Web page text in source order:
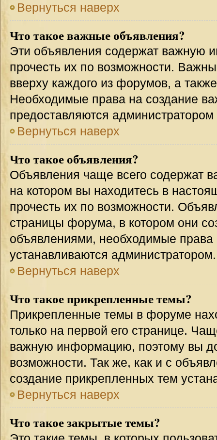
Вернуться наверх
Что такое важные объявления?
Эти объявления содержат
прочесть их по возможности.
вверху каждого из форумов, а
Необходимые права на создание
предоставляются
Вернуться наверх
Что такое объявления?
Объявления чаще всего
на котором вы находитесь в
прочесть их по возможности.
страницы форума, в котором они
объявлениями, необходимые права
устанавливаются администратором.
Вернуться наверх
Что такое прикрепленные темы?
Прикрепленные темы в форуме
только на первой его странице.
важную информацию, поэтому вы
возможности. Так же, как и с
создание прикрепленных тем
Вернуться наверх
Что такое закрытые темы?